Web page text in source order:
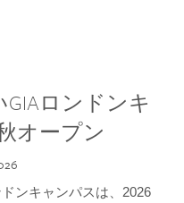
ロンドンキ
オープン
ンキャンパスは、2026